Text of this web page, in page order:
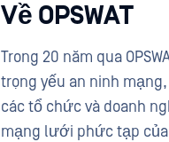
Về OPSWAT
Trong 20 năm qua
trọng yếu an ninh
các tổ chức và doanh
mạng lưới phức tạp